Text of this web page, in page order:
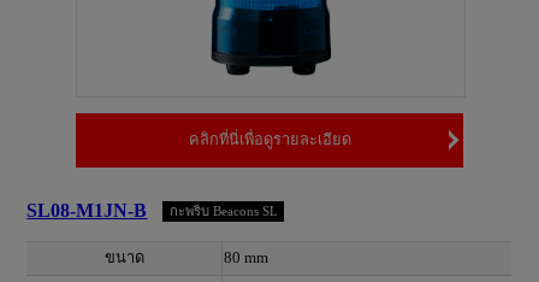
คลิกที่นี่เพื่อดูรายละเอียด
SL08-M1JN-B กะพริบ Beacons SL
ขนาด
80 mm